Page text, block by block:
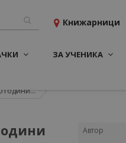
Книжарници
ЗА УЧЕНИКА
години...
Повече
Автор